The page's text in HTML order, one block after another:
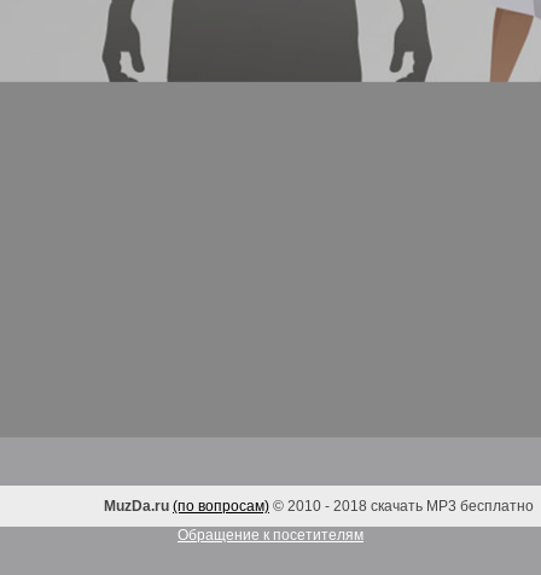
MuzDa.ru (по вопросам) © 2010 - 2018 скачать MP3 бесплатно
Обращение к посетителям